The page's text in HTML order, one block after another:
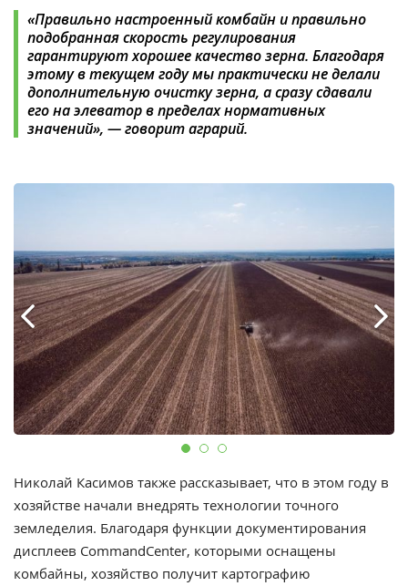
«Правильно настроенный комбайн и правильно
подобранная скорость регулирования
гарантируют хорошее качество зерна. Благодаря
этому в текущем году мы практически не делали
дополнительную очистку зерна, а сразу сдавали
его на элеватор в пределах нормативных
значений», — говорит аграрий.
Николай Касимов также рассказывает, что в этом году в
хозяйстве начали внедрять технологии точного
земледелия. Благодаря функции документирования
дисплеев CommandCenter, которыми оснащены
комбайны, хозяйство получит картографию